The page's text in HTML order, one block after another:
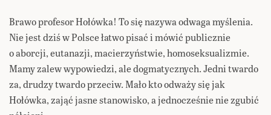
Brawo profesor Hołówka! To się nazywa odwaga myślenia.
Nie jest dziś w Polsce łatwo pisać i mówić publicznie
o aborcji, eutanazji, macierzyństwie, homoseksualizmie.
Mamy zalew wypowiedzi, ale dogmatycznych. Jedni twardo
za, drudzy twardo przeciw. Mało kto odważy się jak
Hołówka, zająć jasne stanowisko, a jednocześnie nie zgubić